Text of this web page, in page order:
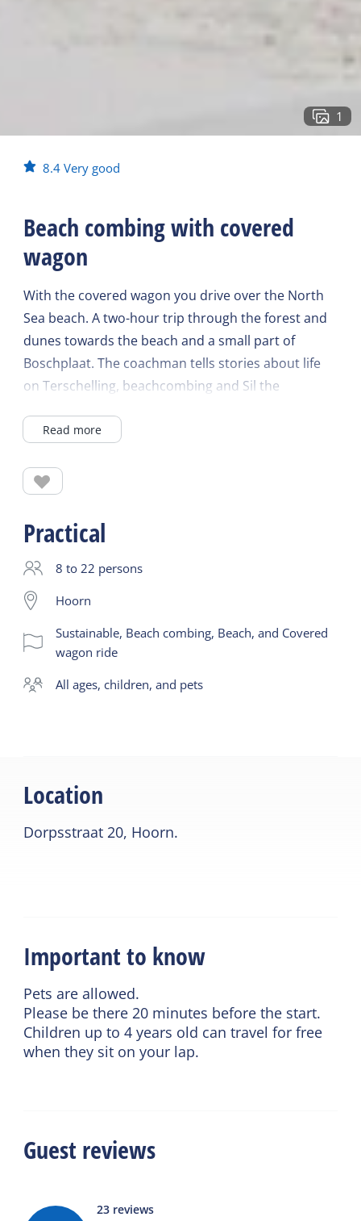
1
8.4 Very good
Beach combing with covered
wagon
With the covered wagon you drive over the North
Sea beach. A two-hour trip through the forest and
dunes towards the beach and a small part of
Boschplaat. The coachman tells stories about life
on Terschelling, beachcombing and Sil the
children!
Read more
Practical
8 to 22 persons
Hoorn
Sustainable, Beach combing, Beach, and Covered
wagon ride
all ages, children, and pets
Location
Dorpsstraat 20, Hoorn.
Important to know
Pets are allowed.
Please be there 20 minutes before the start.
Children up to 4 years old can travel for free
when they sit on your lap.
Guest reviews
23 reviews